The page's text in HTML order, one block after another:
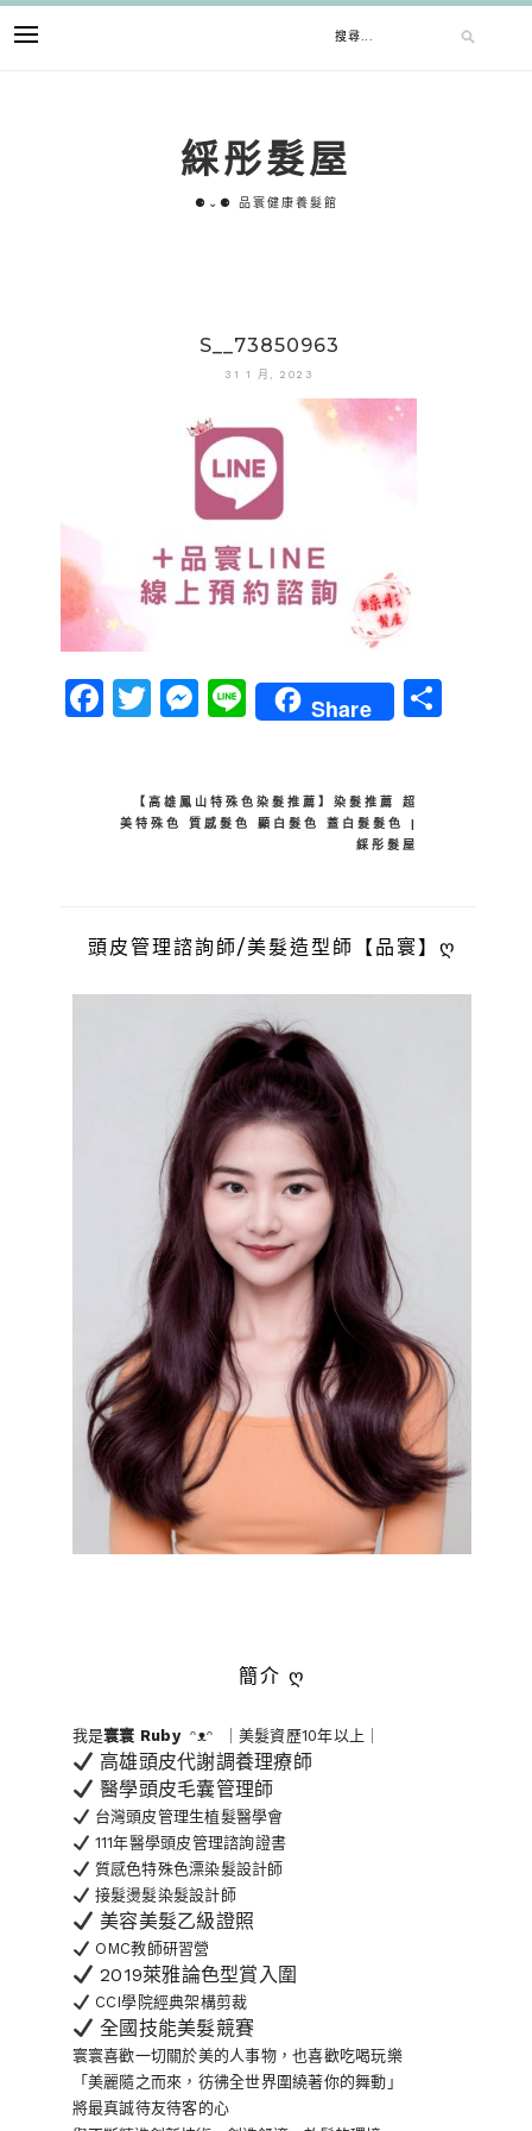
關
綵彤髮屋
⚈⌄⚈ 品寰健康養髮館
S__73850963
31 1 月, 2023
Facebook
Twitter
Messenger
LineShare
分
【高雄鳳山特殊色染髮推薦】染髮推薦 超
美特殊色 質感髮色 顯白髮色 蓋白髮髮色 |
綵彤髮屋
頭皮管理諮詢師/美髮造型師【品寰】ღ
簡介 ღ
我是寰寰 Rubyᵔᴥᵔ ｜美髮資歷10年以上｜
高雄頭皮代謝調養理療師
醫學頭皮毛囊管理師
台灣頭皮管理生植髮醫學會
111年醫學頭皮管理諮詢證書
質感色特殊色漂染髮設計師
接髮燙髮染髮設計師
美容美髮乙級證照
OMC教師研習營
2019萊雅論色型賞入圍
CCI學院經典架構剪裁
全國技能美髮競賽
寰寰喜歡一切關於美的人事物，也喜歡吃喝玩樂
「美麗隨之而來，彷彿全世界圍繞著你的舞動」
將最真誠待友待客的心